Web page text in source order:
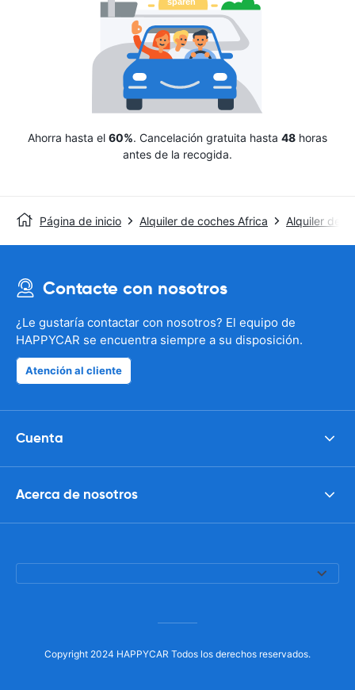
Ahorra hasta el 60%. Cancelación gratuita hasta 48 horas
antes de la recogida.
Página de inicio Alquiler de coches Africa Alquiler de
Contacte con nosotros
¿Le gustaría contactar con nosotros? El equipo de
HAPPYCAR se encuentra siempre a su disposición.
Atención al cliente
Cuenta
Acerca de nosotros
Copyright 2024 HAPPYCAR Todos los derechos reservados.